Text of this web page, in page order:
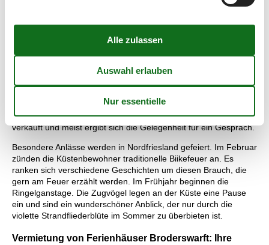
Ein Ferienhaus in Broderswarft bietet Familien ein großes
am Meer oft von einer entspannten Lebensart bestimmt. Ein
gemütliches Frühstück, gemeinsames Kochen, Lesen und
Produkten. Ein schönes Einkaufserlebnis bieten die vielen
Hofläden in der Region an. Die Produkte werden direkt vom
verkauft und meist ergibt sich die Gelegenheit für ein Gespräch.
Besondere Anlässe werden in Nordfriesland gefeiert. Im Februar
zünden die Küstenbewohner traditionelle Biikefeuer an. Es
ranken sich verschiedene Geschichten um diesen Brauch, die
gern am Feuer erzählt werden. Im Frühjahr beginnen die
Ringelganstage. Die Zugvögel legen an der Küste eine Pause
ein und sind ein wunderschöner Anblick, der nur durch die
violette Strandfliederblüte im Sommer zu überbieten ist.
Vermietung von Ferienhäuser Broderswarft: Ihre